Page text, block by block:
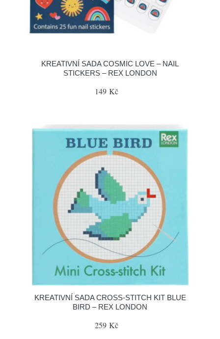
KREATIVNÍ SADA COSMIC LOVE – NAIL
STICKERS – REX LONDON
149 Kč
KREATIVNÍ SADA CROSS-STITCH KIT BLUE
BIRD – REX LONDON
259 Kč